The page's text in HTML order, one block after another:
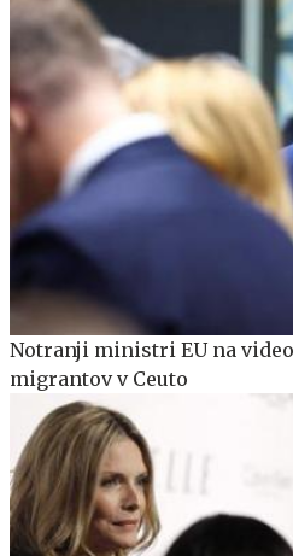
Notranji ministri EU na
migrantov v Ceuto